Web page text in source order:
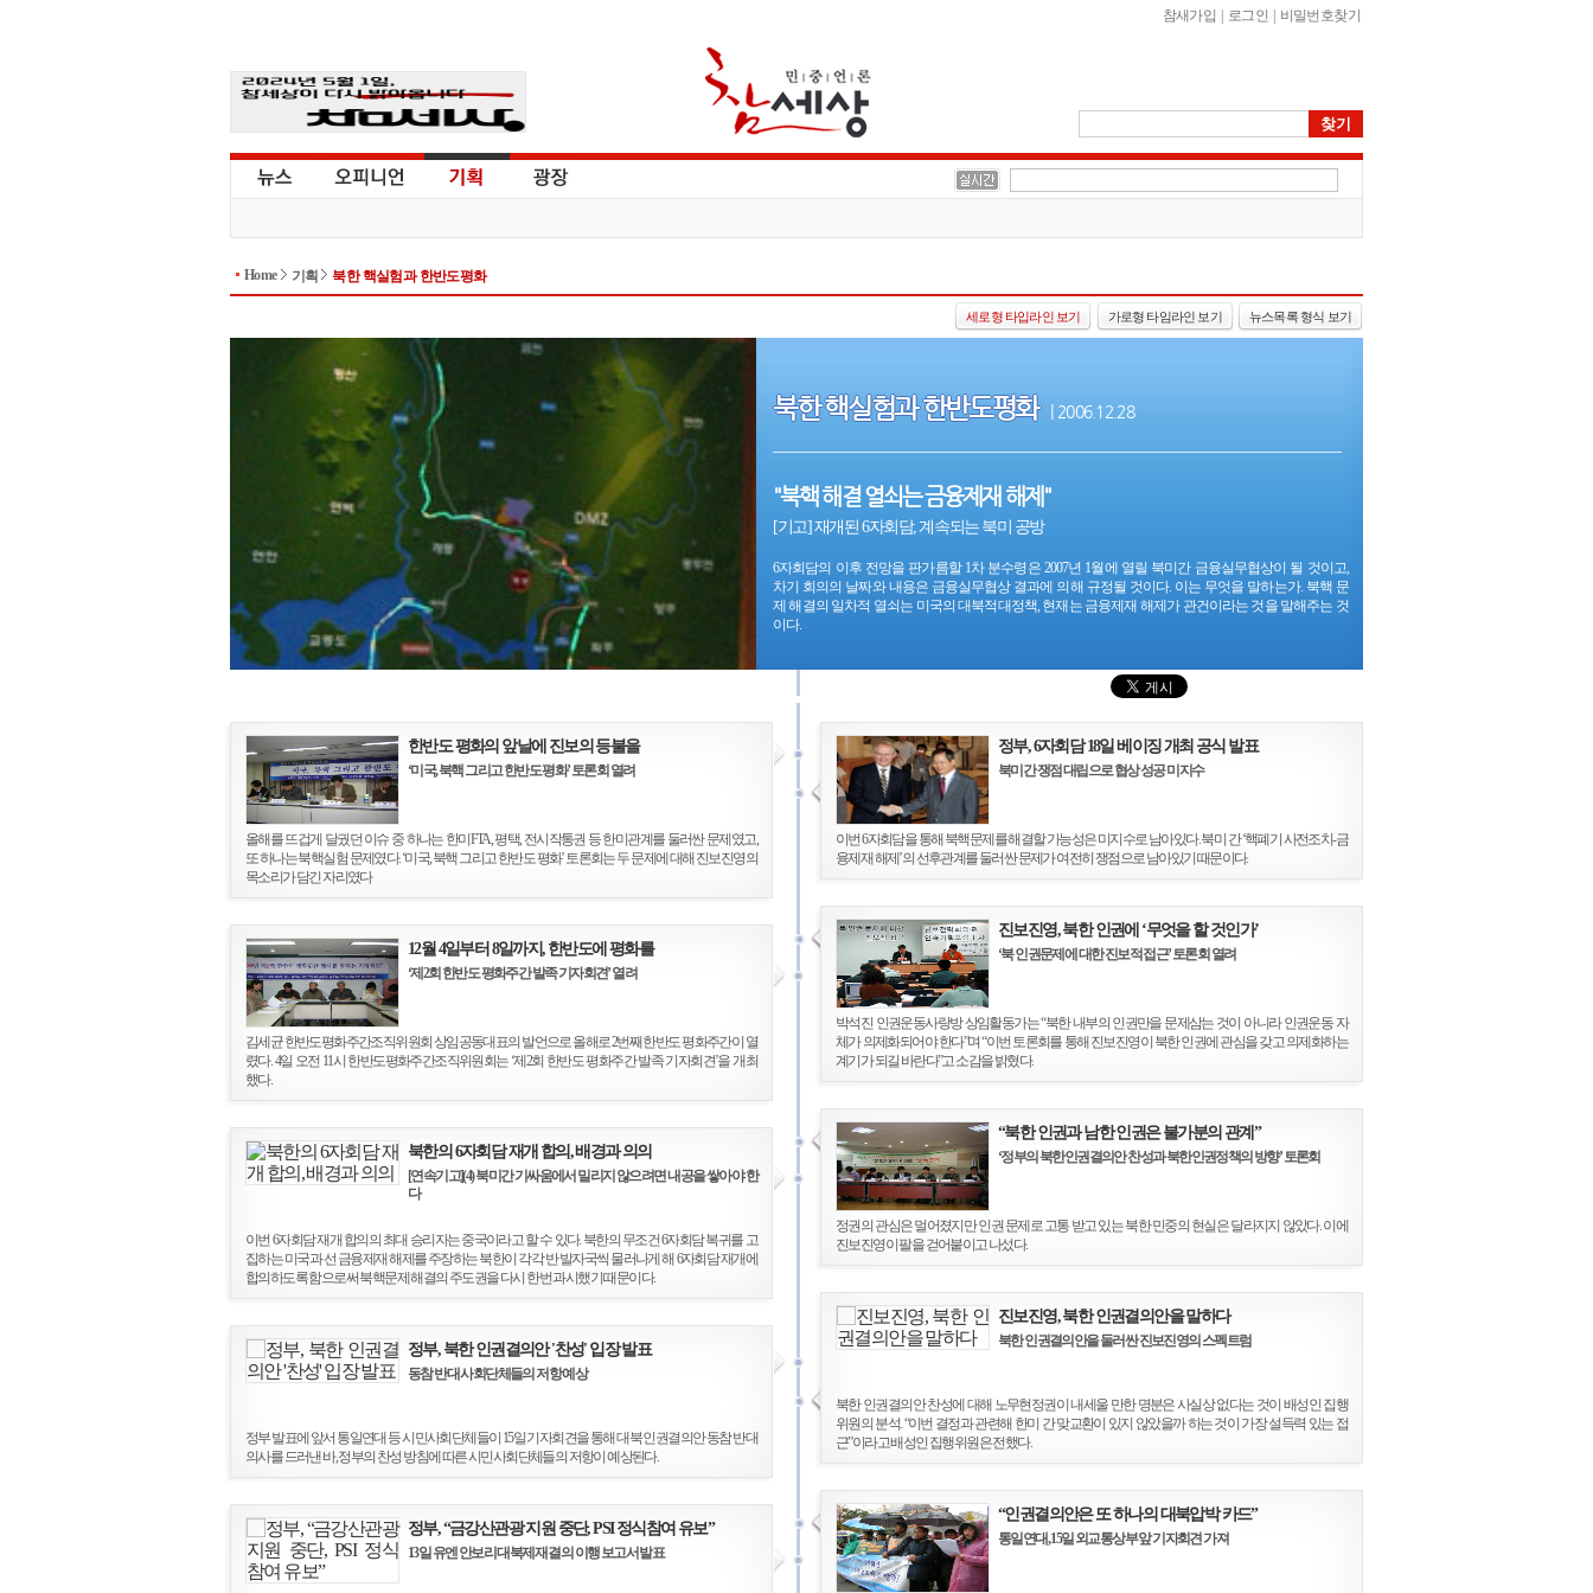
참새가입 로그인 비밀번호찾기
Home 기획 북한 핵실험과 한반도평화
세로형 타입라인 보기 가로형 타임라인 보기 뉴스목록 형식 보기
북한 핵실험과 한반도평화 | 2006.12.28
"북핵 해결 열쇠는 금융제재 해제"
[기고] 재개된 6자회담, 계속되는 북미 공방
6자회담의 이후 전망을 판가름할 1차 분수령은 2007년 1월에 열릴 북미간 금융실무협상이 될 것이고,
차기 회의의 날짜와 내용은 금융실무협상 결과에 의해 규정될 것이다. 이는 무엇을 말하는가. 북핵 문
제 해결의 일차적 열쇠는 미국의 대북적대정책, 현재는 금융제재 해제가 관건이라는 것을 말해주는 것
이다.
한반도 평화의 앞날에 진보의 등불을
‘미국, 북핵 그리고 한반도 평화’ 토론회 열려
올해를 뜨겁게 달궜던 이슈 중 하나는 한미FTA, 평택, 전시작통권 등 한미관계를 둘러싼 문제였고,
또 하나는 북핵실험 문제였다. ‘미국, 북핵 그리고 한반도 평화’ 토론회는 두 문제에 대해 진보진영의
목소리가 담긴 자리였다
정부, 6자회담 18일 베이징 개최 공식 발표
북미간 쟁점 대립으로 협상 성공 미지수
이번 6자회담을 통해 북핵문제를 해결할 가능성은 미지수로 남아있다. 북미 간 ‘핵폐기 사전조치-금
융제재 해제’의 선후관계를 둘러싼 문제가 여전히 쟁점으로 남아있기 때문이다.
진보진영, 북한 인권에 ‘무엇을 할 것인가’
‘북 인권문제에 대한 진보적 접근’ 토론회 열려
박석진 인권운동사랑방 상임활동가는 “북한 내부의 인권만을 문제삼는 것이 아니라 인권운동 자
체가 의제화되어야 한다”며 “이번 토론회를 통해 진보진영이 북한 인권에 관심을 갖고 의제화하는
계기가 되길 바란다”고 소감을 밝혔다.
12월 4일부터 8일까지, 한반도에 평화를
‘제2회 한반도 평화주간 발족 기자회견’ 열려
김세균 한반도평화주간조직위원회 상임공동대표의 발언으로 올해로 2번째 한반도 평화주간이 열
렸다. 4일 오전 11시 한반도평화주간조직위원회는 ‘제2회 한반도 평화주간 발족 기자회견’을 개최
했다.
“북한 인권과 남한 인권은 불가분의 관계”
‘정부의 북한인권결의안 찬성과 북한인권정책의 방향’ 토론회
정권의 관심은 멀어졌지만 인권 문제로 고통 받고 있는 북한 민중의 현실은 달라지지 않았다. 이에
진보진영이 팔을 걷어붙이고 나섰다.
북한의 6자회담 재개 합의, 배경과 의의
[연속기고](4) 북미간 기싸움에서 밀리지 않으려면 내공을 쌓아야 한
다
이번 6자회담 재개 합의의 최대 승리자는 중국이라고 할 수 있다. 북한의 무조건 6자회담 복귀를 고
집하는 미국과 선 금융제재 해제를 주장하는 북한이 각각 반 발자국씩 물러나게 해 6자회담 재개에
합의하도록 함으로써 북핵문제 해결의 주도권을 다시 한번 과시했기 때문이다.
진보진영, 북한 인권결의안을 말하다
북한 인권결의안을 둘러싼 진보진영의 스펙트럼
북한 인권결의안 찬성에 대해 노무현정권이 내세울 만한 명분은 사실상 없다는 것이 배성인 집행
위원의 분석. “이번 결정과 관련해 한미 간 맞교환이 있지 않았을까 하는 것이 가장 설득력 있는 접
근”이라고 배성인 집행위원은 전했다.
정부, 북한 인권결의안 '찬성' 입장 발표
동참 반대 사회단체들의 저항 예상
정부 발표에 앞서 통일연대 등 시민사회단체들이 15일 기자회견을 통해 대북 인권결의안 동참 반대
의사를 드러낸 바, 정부의 찬성 방침에 따른 시민사회단체들의 저항이 예상된다.
“인권결의안은 또 하나의 대북압박 카드”
통일연대, 15일 외교통상부 앞 기자회견 가져
정부, “금강산관광 지원 중단, PSI 정식참여 유보”
13일 유엔 안보리 대북제재 결의 이행 보고서 발표